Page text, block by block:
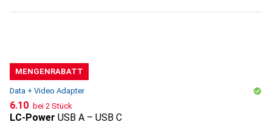
MENGENRABATT
Data + Video Adapter
CHF
6.10 bei 2 Stück
LC-Power USB A – USB C